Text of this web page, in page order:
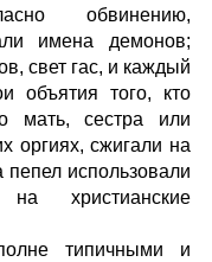
обвинению,
имена демонов;
свет гас, и каждый
объятия того, кто
мать, сестра или
оргиях, сжигали на
использовали
христианские
типичными и